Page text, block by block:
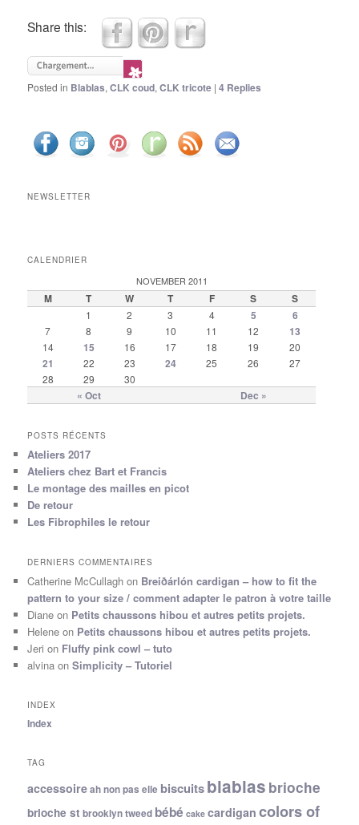
Share this:
Posted in Blablas,CLK coud,CLK tricote |4 Replies
NEWSLETTER
CALENDRIER
NOVEMBER 2011
M T W T F S S
« Oct Dec »
1 2 3 4 5 6
7 8 9 10 11 12 13
14 15 16 17 18 19 20
21 22 23 24 25 26
27
28
29 30
POSTS RÉCENTS
Ateliers 2017
Ateliers chez Bart et Francis
Le montage des mailles en picot
De retour
Les Fibrophiles le retour
DERNIERS COMMENTAIRES
Catherine McCullagh on Breiðárlón cardigan – how to fit the
pattern to your size / comment adapter le patron à votre taille
Diane on Petits chaussons hibou et autres petits projets.
Helene on Petits chaussons hibou et autres petits projets.
Jeri on Fluffy pink cowl – tuto
alvina onSimplicity – Tutoriel
INDEX
Index
TAG
accessoireah non pas elle biscuitsblablas brioche
brioche st brooklyn tweed bébé cake cardigan colors of